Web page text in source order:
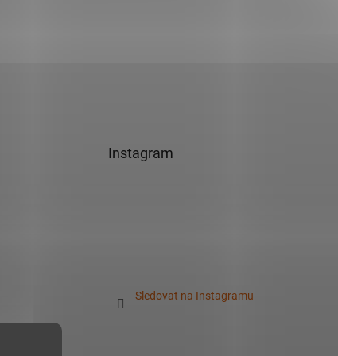
Instagram
Sledovat na Instagramu